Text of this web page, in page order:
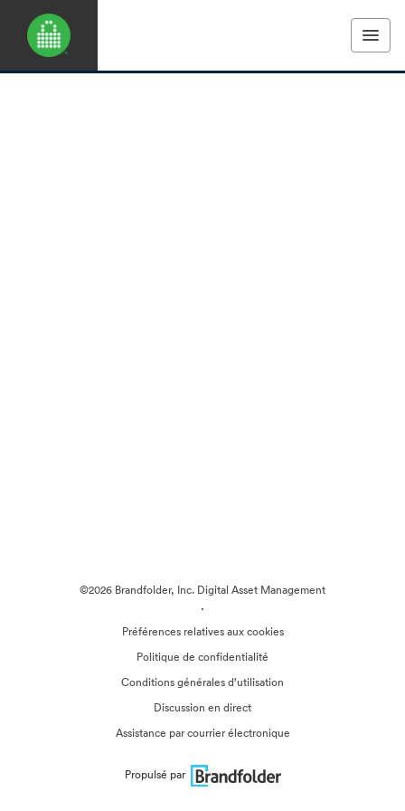
©2026 Brandfolder, Inc. Digital Asset Management
·
Préférences relatives aux cookies
Politique de confidentialité
Conditions générales d’utilisation
Discussion en direct
Assistance par courrier électronique
Propulsé par